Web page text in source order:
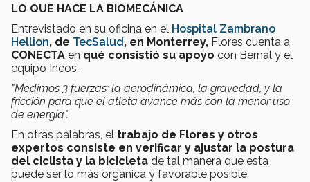
LO QUE HACE LA BIOMECÁNICA
Entrevistado en su oficina en el Hospital Zambrano
Hellion, de TecSalud, en Monterrey, Flores cuenta a
CONECTA en qué consistió su apoyo con Bernal y el
equipo Ineos.
"Medimos 3 fuerzas: la aerodinámica, la gravedad, y la
fricción para que el atleta avance más con la menor uso
de energía".
En otras palabras, el trabajo de Flores y otros
expertos consiste en verificar y ajustar la postura
del ciclista y la bicicleta de tal manera que esta
puede ser lo más orgánica y favorable posible.